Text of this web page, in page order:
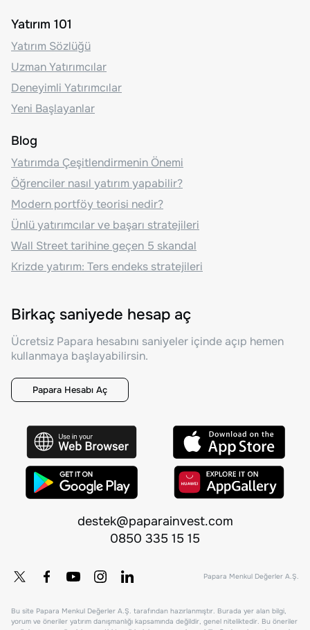
Yatırım 101
Yatırım Sözlüğü
Uzman Yatırımcılar
Deneyimli Yatırımcılar
Yeni Başlayanlar
Blog
Yatırımda Çeşitlendirmenin Önemi
Öğrenciler nasıl yatırım yapabilir?
Modern portföy teorisi nedir?
Ünlü yatırımcılar ve başarı stratejileri
Wall Street tarihine geçen 5 skandal
Krizde yatırım: Ters endeks stratejileri
Birkaç saniyede hesap aç
Ücretsiz Papara hesabını saniyeler içinde açıp hemen
kullanmaya başlayabilirsin.
Papara Hesabı Aç
destek@paparainvest.com
0850 335 15 15
Papara Menkul Değerler A.Ş.
Bu site Papara Menkul Değerler A.Ş. tarafından hazırlanmıştır. Burada yer alan bilgi,
yorum ve öneriler yatırım danışmanlığı kapsamında değildir, genel niteliktedir. Bu öneriler